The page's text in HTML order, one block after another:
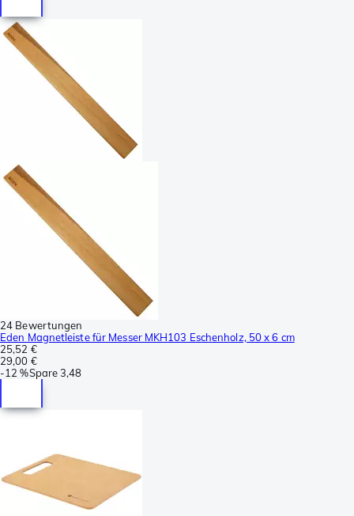
24 Bewertungen
Eden Magnetleiste für Messer MKH103 Eschenholz, 50 x 6 cm
25,52 €
29,00 €
-12 %Spare3,48